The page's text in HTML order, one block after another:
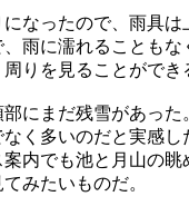
なったので、雨具
雨に濡れることも
りを見ることができ
にまだ残雪があっ
く多いのだと実感し
内でも池と月山の
みたいものだ。